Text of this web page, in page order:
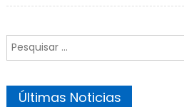
Pesquisar
por:
Últimas Noticias